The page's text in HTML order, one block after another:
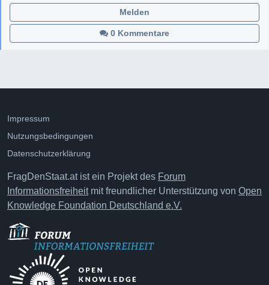
0 Kommentare
Melden
Impressum
Nutzungsbedingungen
Datenschutzerklärung
FragDenStaat.at ist ein Projekt des Forum
Informationsfreiheitmit freundlicher Unterstützung von Open
Knowledge Foundation Deutschland e.V.